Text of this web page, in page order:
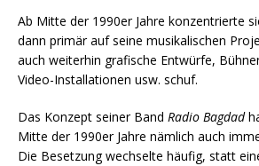
Ab Mitte der 1990er Jahre konzentrierte
dann primär auf seine musikalischen
auch weiterhin grafische Entwürfe,
Video-Installationen usw. schuf.
Das Konzept seiner Band Radio Bagdad
Mitte der 1990er Jahre nämlich auch
Die Besetzung wechselte häufig, statt